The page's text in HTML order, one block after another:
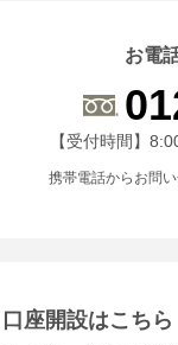
お電
受付時間 8時
【受付時間】
携帯電話からお問
座開設はこちら